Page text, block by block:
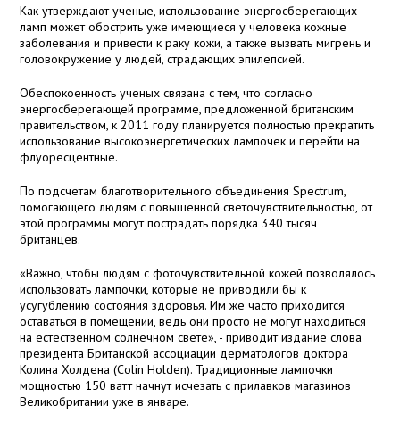
Как утверждают ученые, использование энергосберегающих
ламп может обострить уже имеющиеся у человека кожные
заболевания и привести к раку кожи, а также вызвать мигрень и
головокружение у людей, страдающих эпилепсией.
Обеспокоенность ученых связана с тем, что согласно
энергосберегающей программе, предложенной британским
правительством, к 2011 году планируется полностью прекратить
использование высокоэнергетических лампочек и перейти на
флуоресцентные.
По подсчетам благотворительного объединения Spectrum,
помогающего людям с повышенной светочувствительностью, от
этой программы могут пострадать порядка 340 тысяч
британцев.
«Важно, чтобы людям с фоточувствительной кожей позволялось
использовать лампочки, которые не приводили бы к
усугублению состояния здоровья. Им же часто приходится
оставаться в помещении, ведь они просто не могут находиться
на естественном солнечном свете», - приводит издание слова
президента Британской ассоциации дерматологов доктора
Колина Холдена (Colin Holden). Традиционные лампочки
мощностью 150 ватт начнут исчезать с прилавков магазинов
Великобритании уже в январе.